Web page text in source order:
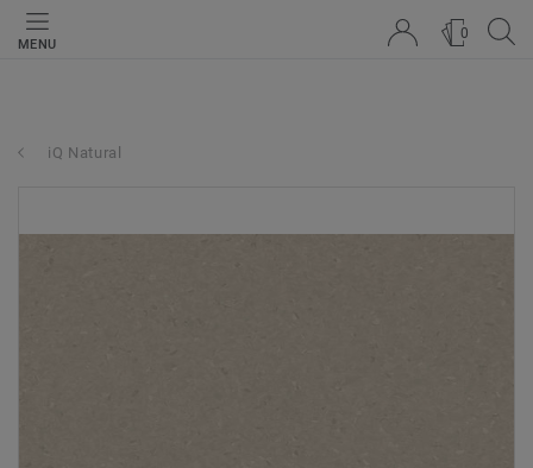
MENU
0
iQ Natural